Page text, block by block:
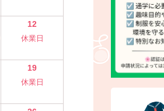
12
休業日
19
休業日